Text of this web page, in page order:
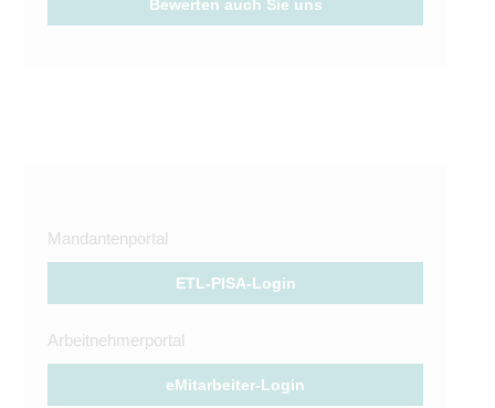
Bewerten auch Sie uns
Mandantenportal
ETL-PISA-Login
Arbeitnehmerportal
eMitarbeiter-Login